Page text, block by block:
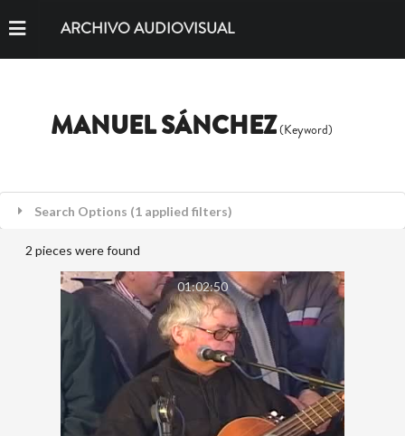
ARCHIVO AUDIOVISUAL
MANUEL SÁNCHEZ(Keyword)
Search Options (1 applied filters)
2 pieces were found
01:02:50